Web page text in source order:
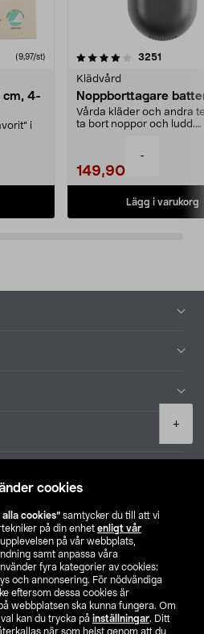
cookies
cookies” samtycker du till att vi
på din enhet enligt vår
på vår webbplats,
samt anpassa våra
fyra kategorier av cookies:
och annonsering. För nödvändiga
eftersom dessa cookies är
webbplatsen ska kunna fungera. Om
kan du trycka på inställningar. Ditt
när som helst genom att du
-
+
(9,97/st)
cm, 4-
i
3251
Klädvård
Noppborttagare
Vårda kläder och andra
ta bort noppor och ludd.
149,90
Lägg i varukorg
4.5av 5 stjärnor
Hitta butik
NO FI